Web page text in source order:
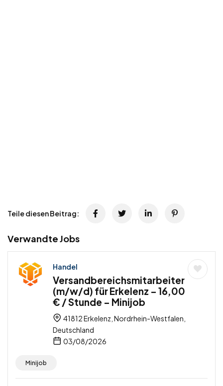
Teile diesen Beitrag:
Verwandte Jobs
Handel
Versandbereichsmitarbeiter
(m/w/d) für Erkelenz – 16,00
€ / Stunde – Minijob
41812 Erkelenz, Nordrhein-Westfalen,
Deutschland
03/08/2026
Minijob